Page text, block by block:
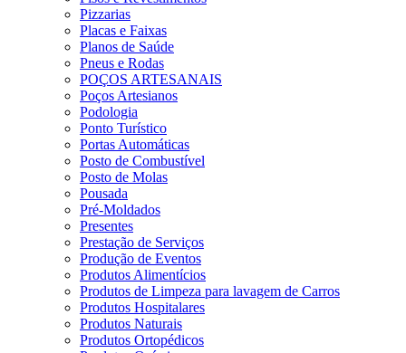
Pizzarias
Placas e Faixas
Planos de Saúde
Pneus e Rodas
POÇOS ARTESANAIS
Poços Artesianos
Podologia
Ponto Turístico
Portas Automáticas
Posto de Combustível
Posto de Molas
Pousada
Pré-Moldados
Presentes
Prestação de Serviços
Produção de Eventos
Produtos Alimentícios
Produtos de Limpeza para lavagem de Carros
Produtos Hospitalares
Produtos Naturais
Produtos Ortopédicos